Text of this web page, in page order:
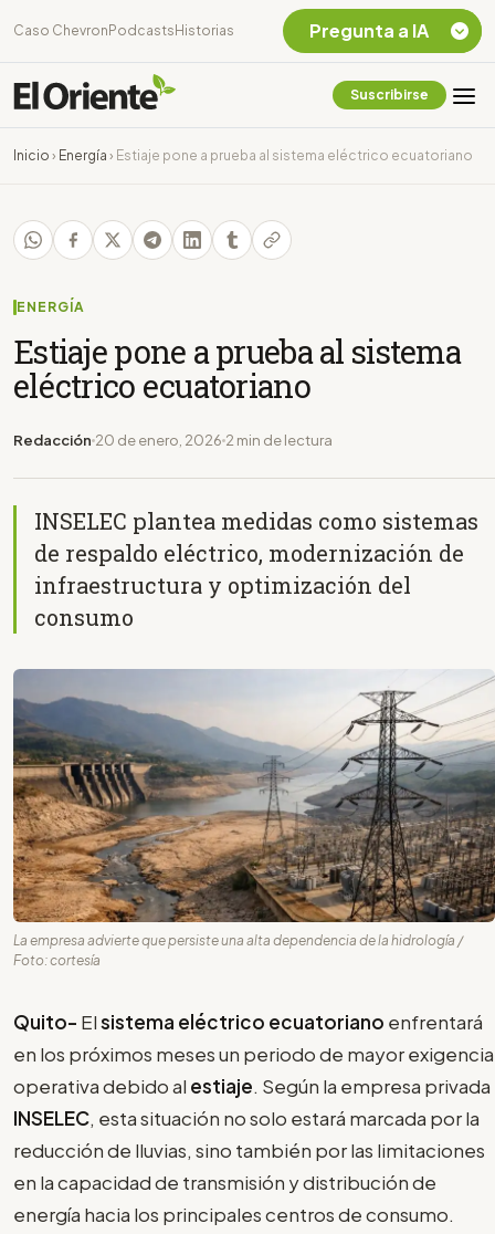
Caso Chevron Podcasts Historias
Suscribirse
Inicio › Energía › Estiaje pone a prueba al sistema eléctrico ecuatoriano
ENERGÍA
Estiaje pone a prueba al sistema
eléctrico ecuatoriano
Redacción 20 de enero, 2026 2 min de lectura
INSELEC plantea medidas como sistemas
de respaldo eléctrico, modernización de
infraestructura y optimización del
consumo
La empresa advierte que persiste una alta dependencia de la hidrología /
Foto: cortesía
Quito- Elsistema eléctrico ecuatoriano enfrentará
en los próximos meses un periodo de mayor exigencia
operativa debido al estiaje. Según la empresa privada
INSELEC, esta situación no solo estará marcada por la
reducción de lluvias, sino también por las limitaciones
en la capacidad de transmisión y distribución de
energía hacia los principales centros de consumo.
Pregunta a IA
Chevron Ecuador